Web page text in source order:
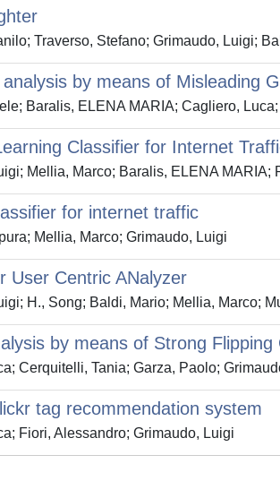
Traverso, Stefano; Grimaudo, Luigi;
by means of Misleading
Baralis, ELENA MARIA; Cagliero,
Classifier for Internet
Mellia, Marco; Baralis, ELENA MARIA;
for internet traffic
Mellia, Marco; Grimaudo, Luigi
User Centric ANalyzer
H., Song; Baldi, Mario; Mellia, Marco;
by means of Strong
Cerquitelli, Tania; Garza, Paolo;
tag recommendation system
Fiori, Alessandro; Grimaudo, Luigi